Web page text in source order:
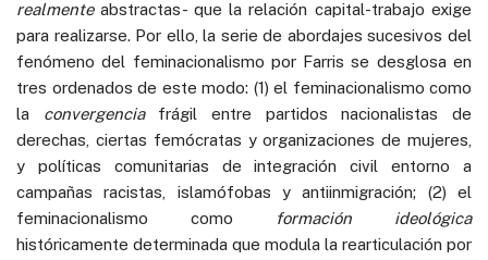
realmenteabstractas- que la relación capital-trabajo exige
para realizarse. Por ello, la serie de abordajes sucesivos del
fenómeno del feminacionalismo por Farris se desglosa en
tres ordenados de este modo: (1) el feminacionalismo como
la convergenciafrágil entre partidos nacionalistas de
derechas, ciertas femócratas y organizaciones de mujeres,
y políticas comunitarias de integración civil entorno a
campañas racistas, islamófobas y antiinmigración; (2) el
feminacionalismo como
formación ideológica
históricamente determinada que modula la rearticulación por